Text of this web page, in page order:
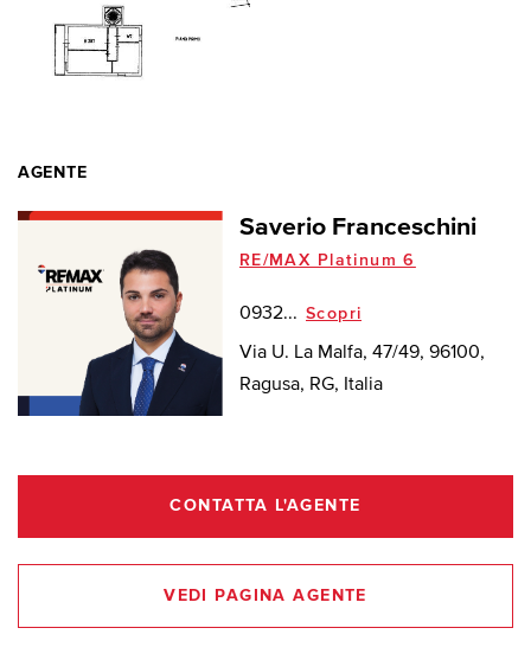
AGENTE
Saverio Franceschini
RE/MAX Platinum 6
0932... Scopri
Via U. La Malfa, 47/49, 96100,
Ragusa, RG, Italia
CONTATTA L'AGENTE
VEDI PAGINA AGENTE